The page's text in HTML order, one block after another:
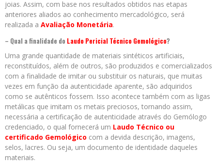
joias. Assim, com base nos resultados obtidos nas etapas
anteriores aliados ao conhecimento mercadológico, será
realizada a Avaliação Monetária.
– Qual a finalidade do Laudo Pericial Técnico Gemológico?
Uma grande quantidade de materiais sintéticos artificiais,
reconstituídos, além de outros, são produzidos e comercializados
com a finalidade de imitar ou substituir os naturais, que muitas
vezes em função da autenticidade aparente, são adquiridos
como se autênticos fossem. Isso acontece também com as ligas
metálicas que imitam os metais preciosos, tornando assim,
necessária a certificação de autenticidade através do Gemólogo
credenciado, o qual fornecerá um Laudo Técnico ou
certificado Gemológico com a devida descrição, imagens,
selos, lacres. Ou seja, um documento de identidade daqueles
materiais.